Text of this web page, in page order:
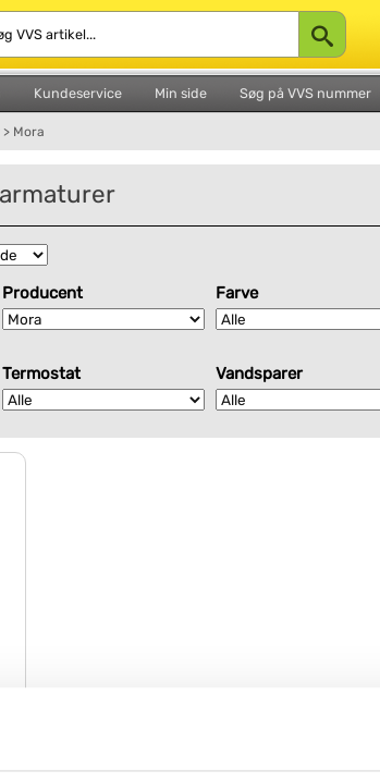
Kundeservice Min side Søg på VVS nummer
> Mora
Producent Farve
Termostat Vandsparer